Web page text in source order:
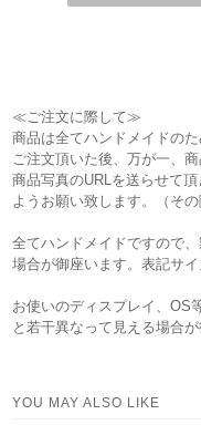
≪ご注文に際して≫
商品は全てハンドメイドの
ご注文頂いた後、万が一、
商品写真のURLを送らせて
ようお願い致します。（そ
全てハンドメイドですので
場合が御座います。表記サ
お使いのディスプレイ、OS
と若干異なって見える場合
YOU MAY ALSO LIKE